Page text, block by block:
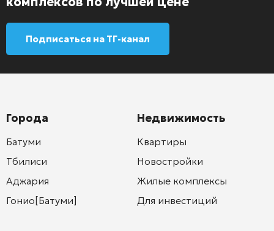
Подписаться на ТГ-канал
Города
Батуми
Тбилиси
Аджария
Гонио[Батуми]
Недвижимость
Квартиры
Новостройки
Жилые комплексы
Для инвестиций